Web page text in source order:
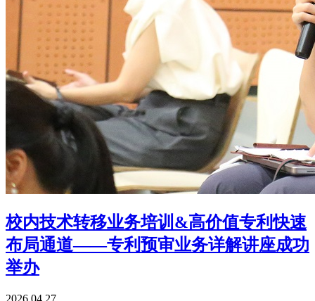
校内技术转移业务培训&高价值专利快速
布局通道——专利预审业务详解讲座成功
举办
2026.04.27